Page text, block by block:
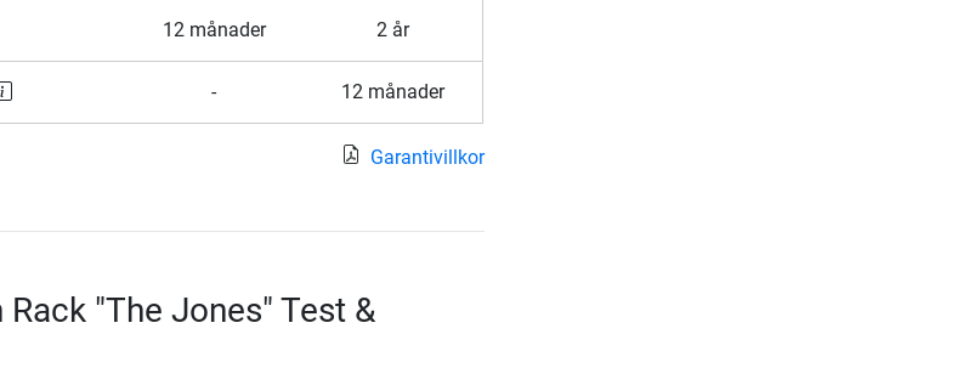
12 månader 2 år
- 12 månader
Garantivillkor
"The Jones" Test &